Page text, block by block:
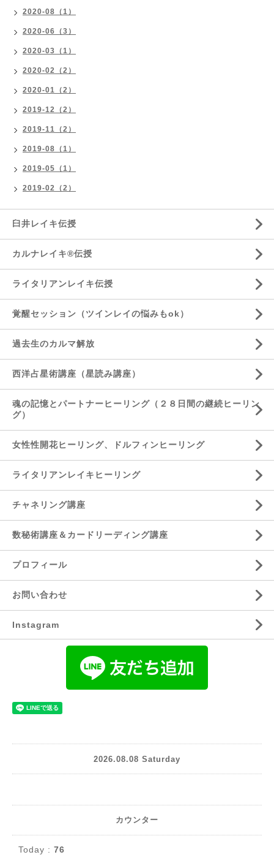
2020-08（1）
2020-06（3）
2020-03（1）
2020-02（2）
2020-01（2）
2019-12（2）
2019-11（2）
2019-08（1）
2019-05（1）
2019-02（2）
臼井レイキ伝授
カルナレイキ®伝授
ライタリアンレイキ伝授
覚醒セッション（ツインレイの悩みもok）
過去生のカルマ解放
西洋占星術講座（星読み講座）
魂の記憶とパートナーヒーリング（２８日間の継続ヒーリン
グ）
女性性開花ヒーリング、ドルフィンヒーリング
ライタリアンレイキヒーリング
チャネリング講座
数秘術講座＆カードリーディング講座
プロフィール
お問い合わせ
Instagram
2026.08.08 Saturday
カウンター
Today : 76